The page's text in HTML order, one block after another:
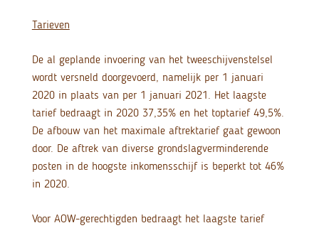
Tarieven
De al geplande invoering van het tweeschijvenstelsel
wordt versneld doorgevoerd, namelijk per 1 januari
2020 in plaats van per 1 januari 2021. Het laagste
tarief bedraagt in 2020 37,35% en het toptarief 49,5%.
De afbouw van het maximale aftrektarief gaat gewoon
door. De aftrek van diverse grondslagverminderende
posten in de hoogste inkomensschijf is beperkt tot 46%
in 2020.
Voor AOW-gerechtigden bedraagt het laagste tarief